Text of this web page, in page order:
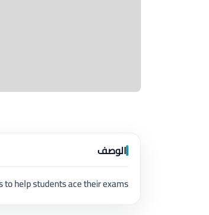
الوصف
to help students ace their exams.